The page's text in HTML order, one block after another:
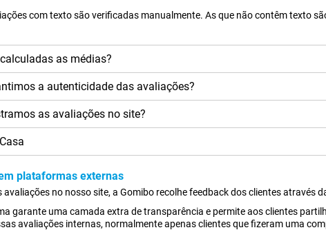
com texto são verificadas manualmente. As que não contêm texto
as médias?
a autenticidade das avaliações?
as avaliações no site?
plataformas externas
avaliações no nosso site, a Gomibo recolhe feedback dos clientes através
garante uma camada extra de transparência e permite aos clientes
avaliações internas, normalmente apenas clientes que fizeram uma